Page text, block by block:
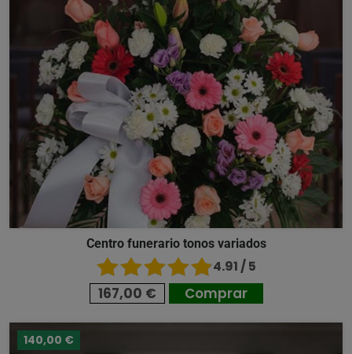
Centro funerario tonos variados
4.91 / 5
167,00 € Comprar
140,00 €